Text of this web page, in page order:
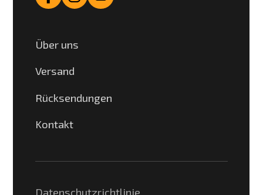
Über uns
Versand
Rücksendungen
Kontakt
Datenschutzrichtlinie